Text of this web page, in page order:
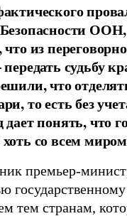
из
передать
что
то есть без
дает понять, что
со всем
премьер-
тем странам,